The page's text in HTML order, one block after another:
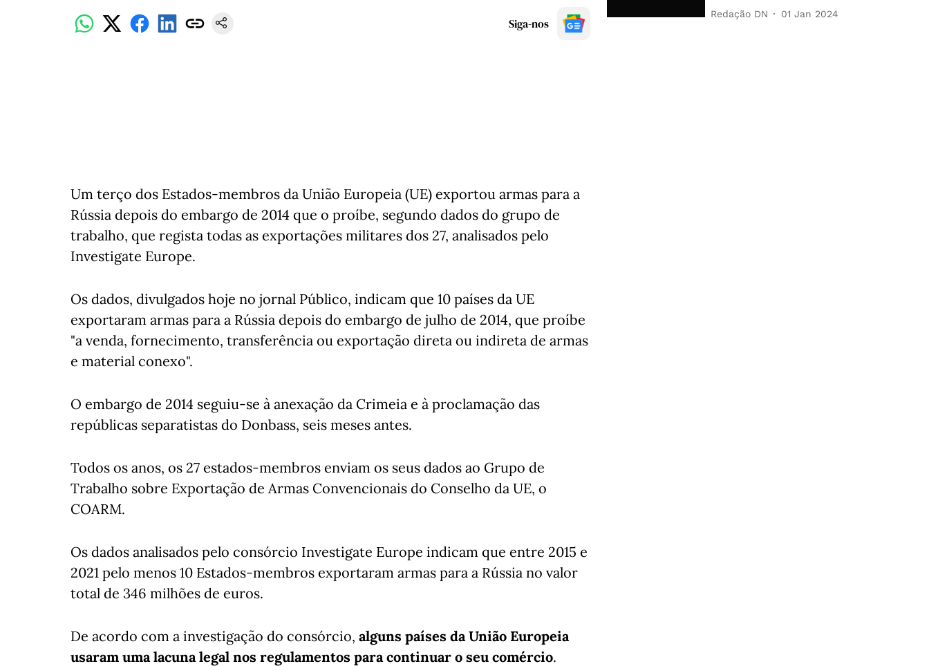
Siga-nos
Um terço dos Estados-membros da União Europeia (UE) exportou armas para a
Rússia depois do embargo de 2014 que o proíbe, segundo dados do grupo de
trabalho, que regista todas as exportações militares dos 27, analisados pelo
Investigate Europe.
Os dados, divulgados hoje no jornal Público, indicam que 10 países da UE
exportaram armas para a Rússia depois do embargo de julho de 2014, que proíbe
"a venda, fornecimento, transferência ou exportação direta ou indireta de armas
e material conexo".
O embargo de 2014 seguiu-se à anexação da Crimeia e à proclamação das
repúblicas separatistas do Donbass, seis meses antes.
Todos os anos, os 27 estados-membros enviam os seus dados ao Grupo de
Trabalho sobre Exportação de Armas Convencionais do Conselho da UE, o
COARM.
Os dados analisados pelo consórcio Investigate Europe indicam que entre 2015 e
2021 pelo menos 10 Estados-membros exportaram armas para a Rússia no valor
total de 346 milhões de euros.
De acordo com a investigação do consórcio, alguns países da União Europeia
usaram uma lacuna legal nos regulamentos para continuar o seu comércio.
Redação DN 01 Jan 2024